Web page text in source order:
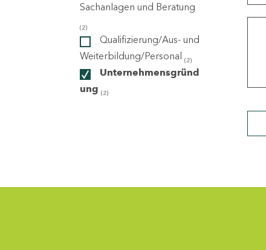
Sachanlagen und Beratung
(2)
Qualifizierung/Aus- und
Weiterbildung/Personal (2)
Unternehmensgründ
ung (2)